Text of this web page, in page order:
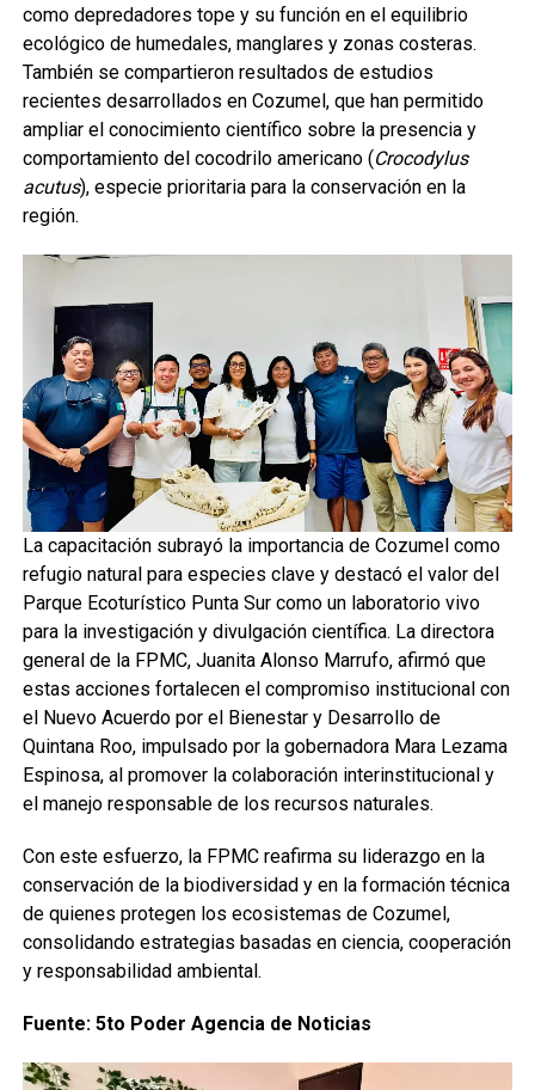
como depredadores tope y su función en el equilibrio
ecológico de humedales, manglares y zonas costeras.
También se compartieron resultados de estudios
recientes desarrollados en Cozumel, que han permitido
ampliar el conocimiento científico sobre la presencia y
comportamiento del cocodrilo americano (Crocodylus
acutus), especie prioritaria para la conservación en la
región.
La capacitación subrayó la importancia de Cozumel como
refugio natural para especies clave y destacó el valor del
Parque Ecoturístico Punta Sur como un laboratorio vivo
para la investigación y divulgación científica. La directora
general de la FPMC, Juanita Alonso Marrufo, afirmó que
estas acciones fortalecen el compromiso institucional con
el Nuevo Acuerdo por el Bienestar y Desarrollo de
Quintana Roo, impulsado por la gobernadora Mara Lezama
Espinosa, al promover la colaboración interinstitucional y
el manejo responsable de los recursos naturales.
Con este esfuerzo, la FPMC reafirma su liderazgo en la
conservación de la biodiversidad y en la formación técnica
de quienes protegen los ecosistemas de Cozumel,
consolidando estrategias basadas en ciencia, cooperación
y responsabilidad ambiental.
Fuente: 5to Poder Agencia de Noticias